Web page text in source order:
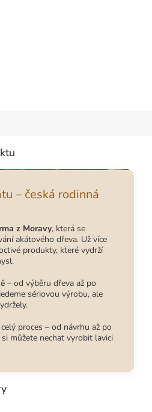
– česká rodinná
z Moravy, která se
akátového dřeva. Už více
produkty, které vydrží
– od výběru dřeva až po
sériovou výrobu, ale
proces – od návrhu až po
můžete nechat vyrobit lavici